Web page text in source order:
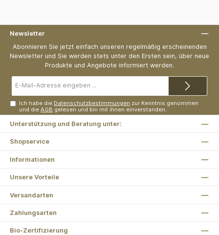
Newsletter
Abonnieren Sie jetzt einfach unseren regelmäßig erscheinenden
Newsletter und Sie werden stets unter den Ersten sein, über neue
Produkte und Angebote informiert werden.
Mail-
Ich habe die Datenschutzbestimmungen zur Kenntnis genommen
und dieAGB gelesen und bin mit ihnen einverstanden.
Unterstützung und Beratung unter:
Shopservice
Informationen
Unsere Vorteile
Versandarten
Zahlungsarten
Bio-Zertifizierung